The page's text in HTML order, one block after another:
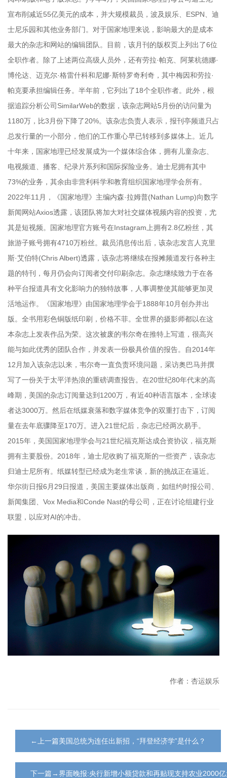
宣布削减近55亿美元的成本，并大规模裁员，波及娱乐、ESPN、迪
士尼乐园和其他业务部门。对于国家地理来说，影响最大的是成本
最大的杂志和网站的编辑团队。目前，该月刊的版权页上列出了6位
全职作者。除了上述两位高级人员外，还有劳拉·帕克、阿莱杭德娜·
博伦达、迈克尔·格雷什科和尼娜·斯特罗奇利奇，其中梅因和劳拉·
帕克要承担编辑任务。半年前，它列出了18个全职作者。此外，根
据追踪分析公司SimilarWeb的数据，该杂志网站5月份的访问量为
1180万，比3月份下降了20%。该杂志负责人表示，报刊亭频道只占
总发行量的一小部分，他们的工作重心早已转移到多媒体上。近几
十年来，国家地理已经发展成为一个媒体综合体，拥有儿童杂志、
电视频道、播客、纪录片系列和国际探险业务。迪士尼拥有其中
73%的业务，其余由非营利科学和教育组织国家地理学会所有。
2022年11月，《国家地理》主编内森·拉姆普(Nathan Lump)向数字
新闻网站Axios透露，该团队将加大对社交媒体视频内容的投资，尤
其是短视频。国家地理官方账号在Instagram上拥有2.8亿粉丝，其
旅游子账号拥有4710万粉丝。裁员消息传出后，该杂志发言人克里
斯·艾伯特(Chris Albert)透露，该杂志将继续在报摊频道发行各种主
题的特刊，每月仍会向订阅者交付印刷杂志。杂志继续致力于在各
种平台报道具有文化影响力的独特故事，人事调整使其能够更加灵
活地运作。《国家地理》由国家地理学会于1888年10月创办并出
版。全书用彩色铜版纸印刷，价格不菲。全世界的摄影师都以在这
本杂志上发表作品为荣。这次被废的韦尔奇在推特上写道，很高兴
能与如此优秀的团队合作，并发表一份极具价值的报告。自2014年
12月加入该杂志以来，韦尔奇一直负责环境问题，采访奥巴马并撰
写了一份关于太平洋热浪的重磅调查报告。在20世纪80年代末的高
峰期，美国的杂志订阅量达到1200万，有近40种语言版本，全球读
者达3000万。然后在纸媒衰落和数字媒体竞争的双重打击下，订阅
量在去年底骤降至170万。进入21世纪后，杂志已经两次易手。
2015年，美国国家地理学会与21世纪福克斯达成合资协议，福克斯
拥有主要股份。2018年，迪士尼收购了福克斯的一些资产，该杂志
归迪士尼所有。纸媒转型已经成为老生常谈，新的挑战正在逼近。
华尔街日报6月29日报道，美国主要媒体出版商，如纽约时报公司、
新闻集团、Vox Media和Conde Nast的母公司，正在讨论组建行业
联盟，以应对AI的冲击。
作者：杏运娱乐
←上一篇美国总统为连任出新招，“拜登经济学”是什么？
下一篇→界面晚报:央行新增小额贷款和再贴现支持农业2000